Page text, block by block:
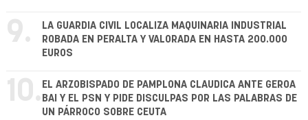
9.
LA GUARDIA CIVIL LOCALIZA MAQUINARIA INDUSTRIAL
ROBADA EN PERALTA Y VALORADA EN HASTA 200.000
EUROS
10. EL ARZOBISPADO DE PAMPLONA CLAUDICA ANTE GEROA
BAI Y EL PSN Y PIDE DISCULPAS POR LAS PALABRAS DE
UN PÁRROCO SOBRE CEUTA